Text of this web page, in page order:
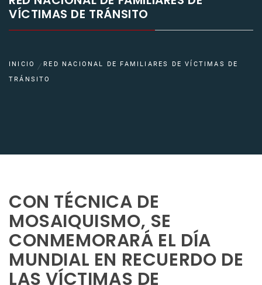
VÍCTIMAS DE TRÁNSITO
INICIO
RED NACIONAL DE FAMILIARES DE VÍCTIMAS DE
TRÁNSITO
CON TÉCNICA DE
MOSAIQUISMO, SE
CONMEMORARÁ EL DÍA
MUNDIAL EN RECUERDO DE
LAS VÍCTIMAS DE